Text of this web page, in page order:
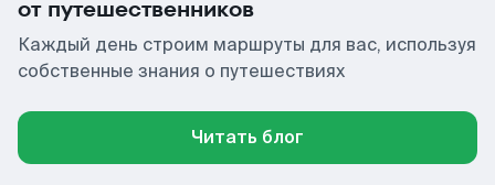
от путешественников
Каждый день строим маршруты для вас, используя
собственные знания о путешествиях
Читать блог